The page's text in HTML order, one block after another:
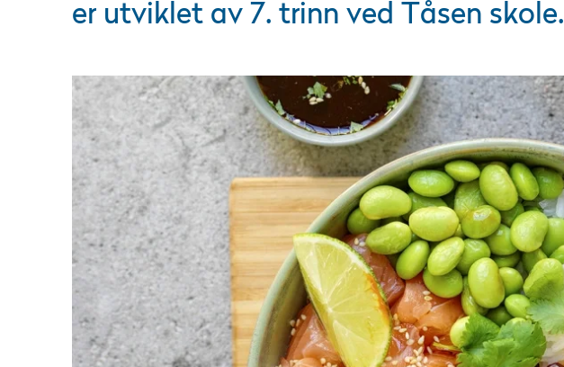
er utviklet av 7. trinn ved Tåsen skole.